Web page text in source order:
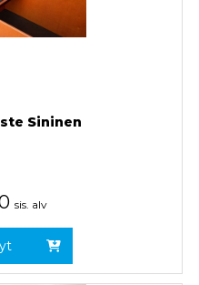
Sininen
sis. alv